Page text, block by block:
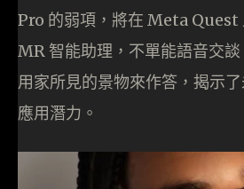
Pro 的弱項，將在 Meta
MR 智能助理，不單能語音交談
用家所見的景物來作答，揭示
應用潛力。